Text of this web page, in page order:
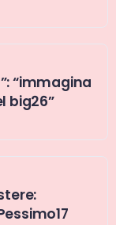
“immagina
big26”